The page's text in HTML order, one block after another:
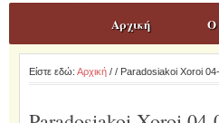
Αρχική Ο
Είστε εδώ: Αρχική/ / Paradosiakoi Xoroi